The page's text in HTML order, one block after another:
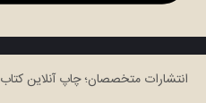
انتشارات متخصصان؛ چاپ آنلاین کتاب